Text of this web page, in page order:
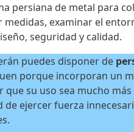
persiana de metal para
examinar el
seguridad y calidad.
puedes disponer de
porque incorporan un
que su uso sea mucho
de ejercer fuerza